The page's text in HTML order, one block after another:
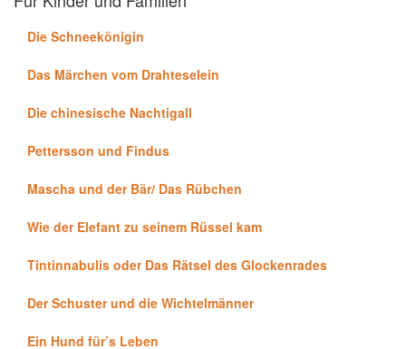
Die Schneekönigin
Das Märchen vom Drahteselein
Die chinesische Nachtigall
Pettersson und Findus
Mascha und der Bär/ Das Rübchen
Wie der Elefant zu seinem Rüssel kam
Tintinnabulis oder Das Rätsel des Glockenrades
Der Schuster und die Wichtelmänner
Ein Hund für’s Leben